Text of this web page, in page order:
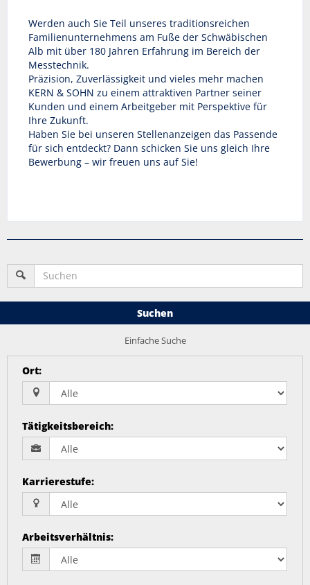
Werden auch Sie Teil unseres traditionsreichen
Familienunternehmens am Fuße der Schwäbischen
Alb mit über 180 Jahren Erfahrung im Bereich der
Messtechnik.
Präzision, Zuverlässigkeit und vieles mehr machen
KERN & SOHN zu einem attraktiven Partner seiner
Kunden und einem Arbeitgeber mit Perspektive für
Ihre Zukunft.
Haben Sie bei unseren Stellenanzeigen das Passende
für sich entdeckt? Dann schicken Sie uns gleich Ihre
Bewerbung – wir freuen uns auf Sie!
Suchen
Einfache Suche
Ort:
Tätigkeitsbereich:
Karrierestufe:
Arbeitsverhältnis: